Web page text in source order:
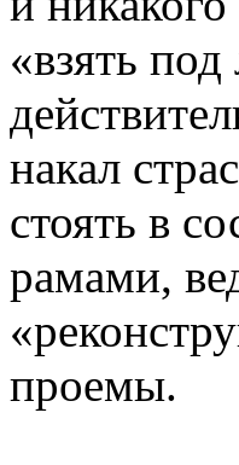
«взять
накал
стоять в
рамами,
проемы.